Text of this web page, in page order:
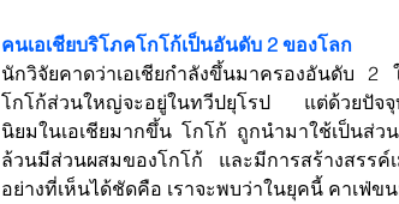
คนเอเชียบริโภคโกโก้เป็นอันดับ 2 ของโลก
นักวิจัยคาดว่าเอเชียกำลังขึ้นมาครองอันดับ
โกโก้ส่วนใหญ่จะอยู่ในทวีปยุโรป แต่ด้วยปัจจุบั
นิยมในเอเชียมากขึ้น โกโก้ ถูกนำมาใช้เป็นส่ว
ล้วนมีส่วนผสมของโกโก้ และมีการสร้างสรรค์
อย่างที่เห็นได้ชัดคือ เราจะพบว่าในยุคนี้ คาเฟ่